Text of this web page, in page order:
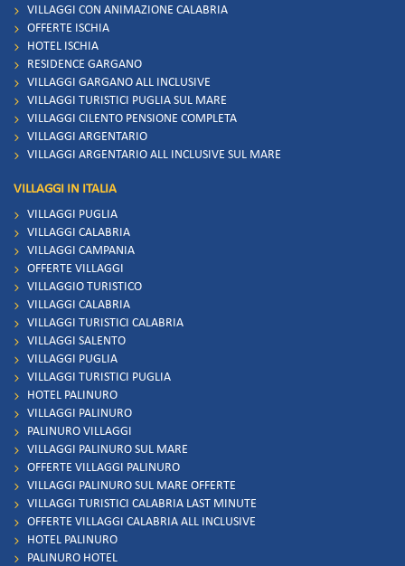
VILLAGGI CON ANIMAZIONE CALABRIA
OFFERTE ISCHIA
HOTEL ISCHIA
RESIDENCE GARGANO
VILLAGGI GARGANO ALL INCLUSIVE
VILLAGGI TURISTICI PUGLIA SUL MARE
VILLAGGI CILENTO PENSIONE COMPLETA
VILLAGGI ARGENTARIO
VILLAGGI ARGENTARIO ALL INCLUSIVE SUL MARE
VILLAGGI IN ITALIA
VILLAGGI PUGLIA
VILLAGGI CALABRIA
VILLAGGI CAMPANIA
OFFERTE VILLAGGI
VILLAGGIO TURISTICO
VILLAGGI CALABRIA
VILLAGGI TURISTICI CALABRIA
VILLAGGI SALENTO
VILLAGGI PUGLIA
VILLAGGI TURISTICI PUGLIA
HOTEL PALINURO
VILLAGGI PALINURO
PALINURO VILLAGGI
VILLAGGI PALINURO SUL MARE
OFFERTE VILLAGGI PALINURO
VILLAGGI PALINURO SUL MARE OFFERTE
VILLAGGI TURISTICI CALABRIA LAST MINUTE
OFFERTE VILLAGGI CALABRIA ALL INCLUSIVE
HOTEL PALINURO
PALINURO HOTEL